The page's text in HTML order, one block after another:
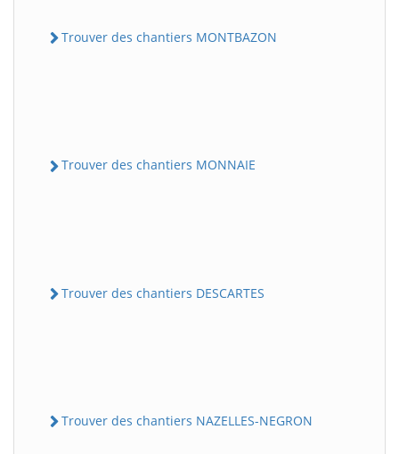
Trouver des chantiers MONTBAZON
Trouver des chantiers MONNAIE
Trouver des chantiers DESCARTES
Trouver des chantiers NAZELLES-NEGRON